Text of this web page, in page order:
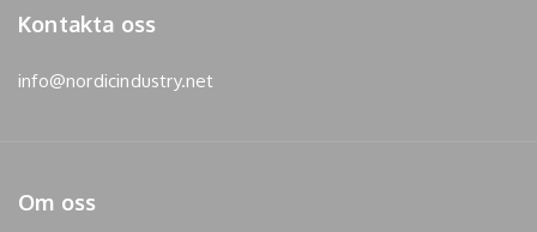
Kontakta oss
info@nordicindustry.net
Om oss